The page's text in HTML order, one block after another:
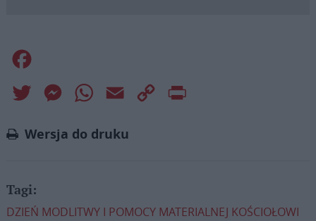
Twitter MessengerWhatsApp
Email
Copy
Wersja do druku
Tagi:
DZIEŃ MODLITWY I POMOCY MATERIALNEJ KOŚCIOŁOWI